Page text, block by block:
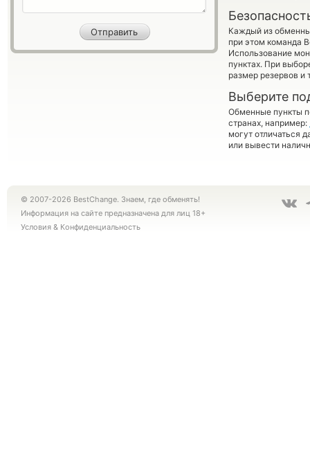
Каждый из
при этом команда
Использование
пунктах. При
размер резервов и
Выберите
Обменные пункты
странах, например:
могут отличаться
или вывести
© 2007-2026 BestChange. Знаем, где обменять!
Информация на сайте предназначена для лиц 18+
Условия & Конфиденциальность